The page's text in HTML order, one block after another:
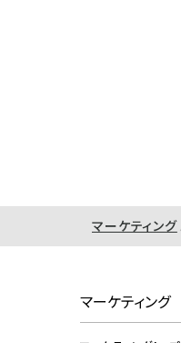
マーケティング
マーケティング